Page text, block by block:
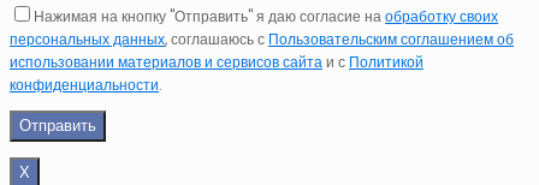
Нажимая на кнопку "Отправить" я даю согласие наобработку своих
персональных данных, соглашаюсь с Пользовательским соглашением об
использовании материалов и сервисов сайтаи с Политикой
конфиденциальности.
Х